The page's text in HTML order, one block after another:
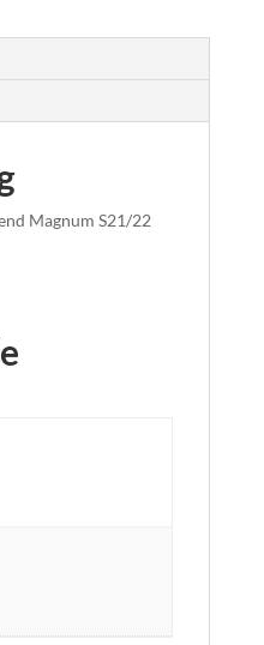
Magnum S21/22